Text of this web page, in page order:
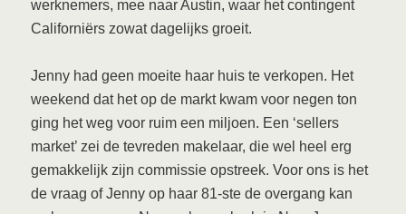
werknemers, mee naar Austin, waar het contingent
Californiërs zowat dagelijks groeit.
Jenny had geen moeite haar huis te verkopen. Het
weekend dat het op de markt kwam voor negen ton
ging het weg voor ruim een miljoen. Een ‘sellers
market’ zei de tevreden makelaar, die wel heel erg
gemakkelijk zijn commissie opstreek. Voor ons is het
de vraag of Jenny op haar 81-ste de overgang kan